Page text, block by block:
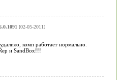
[02-05-2011]
комп работает нормально.
и SandBox!!!